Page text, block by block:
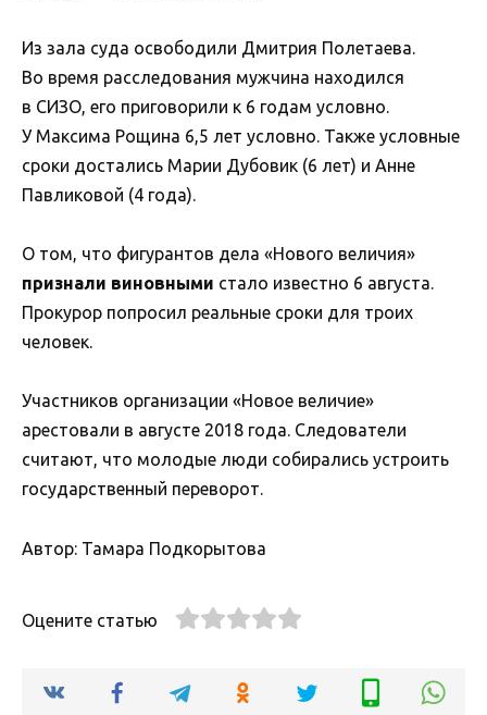
Из зала суда освободили Дмитрия Полетаева.
Во время расследования мужчина находился
в СИЗО, его приговорили к 6 годам условно.
У Максима Рощина 6,5 лет условно. Также условные
сроки достались Марии Дубовик (6 лет) и Анне
Павликовой (4 года).
О том, что фигурантов дела «Нового величия»
признали виновными стало известно 6 августа.
Прокурор попросил реальные сроки для троих
человек.
Участников организации «Новое величие»
арестовали в августе 2018 года. Следователи
считают, что молодые люди собирались устроить
государственный переворот.
Автор: Тамара Подкорытова
Оцените статью